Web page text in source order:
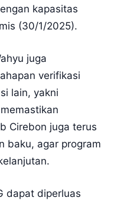
kapasitas
(30/1/2025).
juga
verifikasi
lain, yakni
Cirebon juga terus
baku, agar program
dapat diperluas